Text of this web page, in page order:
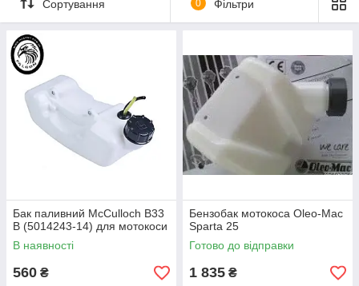
Сортування 0 Фільтри
Бак паливний McCulloch B33
B (5014243-14) для мотокоси
В наявності
560 ₴
Бензобак мотокоса Oleo-Mac
Sparta 25
Готово до відправки
1 835 ₴